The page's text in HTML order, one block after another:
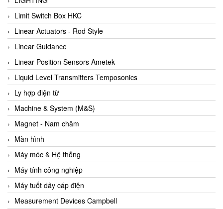
Aventics
Avproglobal
Axiomtek
AZBIL
B&C Electronics
B&R
Babcok wilcox
Baelz Automatic Vietnam
Bahr Modultechnik Vietnam
Balluff
BamBo Vietnam
Barel Vietnam
Barksdale
Limit Switch Box HKC
Linear Actuators - Rod Style
Linear Guidance
Linear Position Sensors Ametek
Liquid Level Transmitters Temposonics
Ly hợp điện từ
Machine & System (M&S)
Magnet - Nam châm
Màn hình
Máy móc & Hệ thống
Máy tính công nghiệp
Máy tuốt dây cáp điện
Measurement Devices Campbell